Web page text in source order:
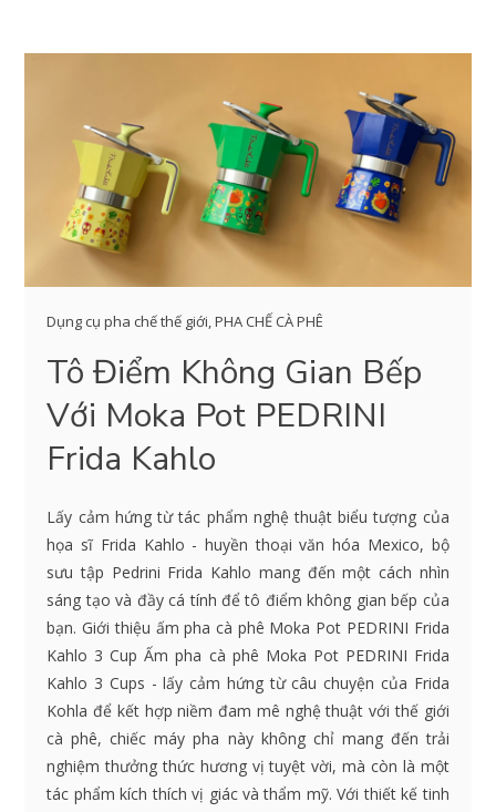
Dụng cụ pha chế thế giới,PHA CHẾ CÀ PHÊ
Tô Điểm Không Gian Bếp
Với Moka Pot PEDRINI
Frida Kahlo
Lấy cảm hứng từ tác phẩm nghệ thuật biểu tượng của
họa sĩ Frida Kahlo - huyền thoại văn hóa Mexico, bộ
sưu tập Pedrini Frida Kahlo mang đến một cách nhìn
sáng tạo và đầy cá tính để tô điểm không gian bếp của
bạn. Giới thiệu ấm pha cà phê Moka Pot PEDRINI Frida
Kahlo 3 Cup Ấm pha cà phê Moka Pot PEDRINI Frida
Kahlo 3 Cups - lấy cảm hứng từ câu chuyện của Frida
Kohla để kết hợp niềm đam mê nghệ thuật với thế giới
cà phê, chiếc máy pha này không chỉ mang đến trải
nghiệm thưởng thức hương vị tuyệt vời, mà còn là một
tác phẩm kích thích vị giác và thẩm mỹ. Với thiết kế tinh